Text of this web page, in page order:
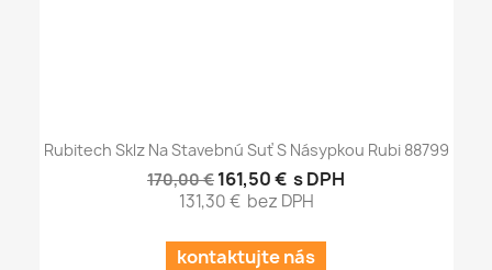
Rubitech Sklz Na Stavebnú Suť S Násypkou Rubi 88799
170,00 € 161,50 € s DPH
131,30 € bez DPH
kontaktujte nás